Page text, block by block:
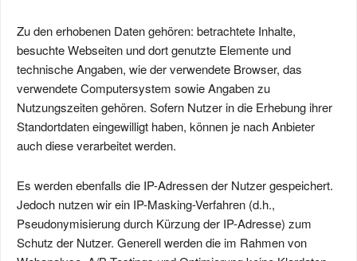
Zu den erhobenen Daten gehören: betrachtete Inhalte,
besuchte Webseiten und dort genutzte Elemente und
technische Angaben, wie der verwendete Browser, das
verwendete Computersystem sowie Angaben zu
Nutzungszeiten gehören. Sofern Nutzer in die Erhebung ihrer
Standortdaten eingewilligt haben, können je nach Anbieter
auch diese verarbeitet werden.
Es werden ebenfalls die IP-Adressen der Nutzer gespeichert.
Jedoch nutzen wir ein IP-Masking-Verfahren (d.h.,
Pseudonymisierung durch Kürzung der IP-Adresse) zum
Schutz der Nutzer. Generell werden die im Rahmen von